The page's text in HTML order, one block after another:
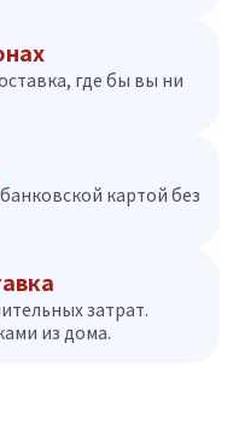
где бы вы ни
картой без
затрат.
из дома.